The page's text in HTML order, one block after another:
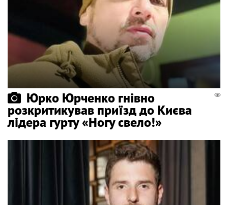
Юрко Юрченко гнівно
розкритикував приїзд до Києва
лідера гурту «Ногу свело!»